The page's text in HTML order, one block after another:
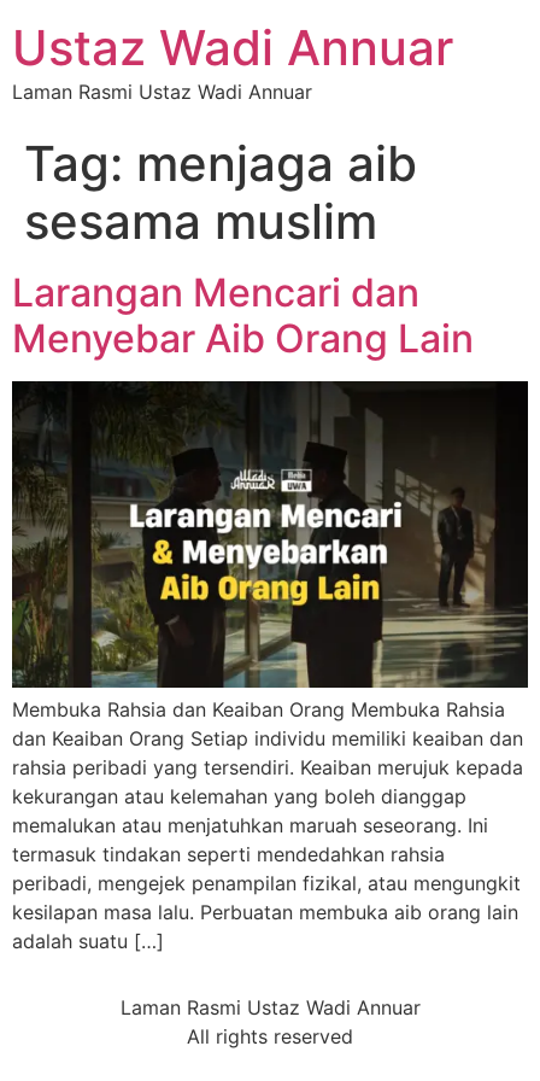
Ustaz Wadi Annuar
Laman Rasmi Ustaz Wadi Annuar
Tag: menjaga aib
sesama muslim
Larangan Mencari dan
Menyebar Aib Orang Lain
Membuka Rahsia dan Keaiban Orang Membuka Rahsia
dan Keaiban Orang Setiap individu memiliki keaiban dan
rahsia peribadi yang tersendiri. Keaiban merujuk kepada
kekurangan atau kelemahan yang boleh dianggap
memalukan atau menjatuhkan maruah seseorang. Ini
termasuk tindakan seperti mendedahkan rahsia
peribadi, mengejek penampilan fizikal, atau mengungkit
kesilapan masa lalu. Perbuatan membuka aib orang lain
adalah suatu […]
Laman Rasmi Ustaz Wadi Annuar
All rights reserved